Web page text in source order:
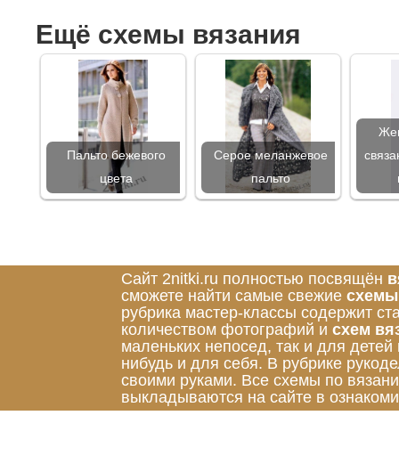
Ещё схемы вязания
Пальто бежевого
цвета
Серое меланжевое
пальто
Сайт 2nitki.ru полностью посвящён
сможете найти самые свежие схемы
рубрика мастер-классы содержит
количеством фотографий и схем
маленьких непосед, так и для
нибудь и для себя. В рубрике
своими руками. Все схемы по
выкладываются на сайте в